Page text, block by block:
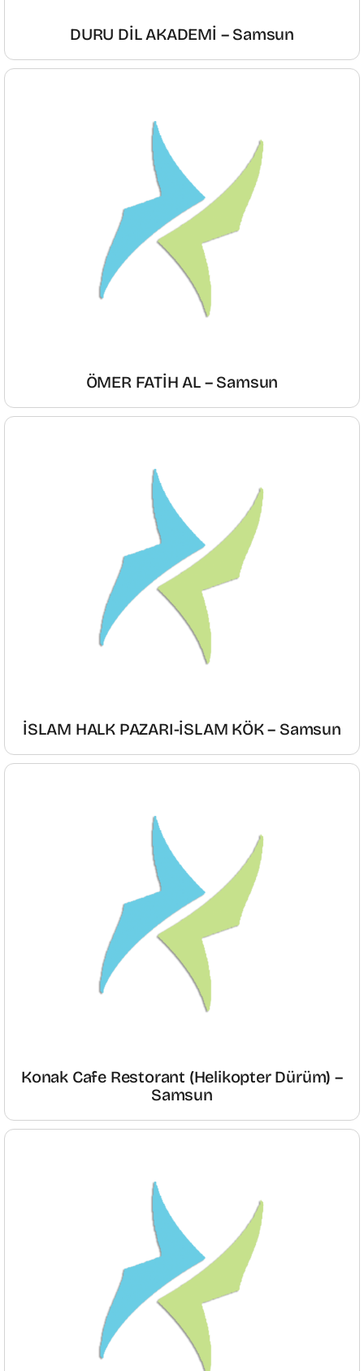
DURU DİL AKADEMİ – Samsun
ÖMER FATİH AL – Samsun
İSLAM HALK PAZARI-İSLAM KÖK – Samsun
Konak Cafe Restorant (Helikopter Dürüm) –
Samsun